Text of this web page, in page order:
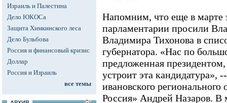
Израиль и Палестина
Дело ЮКОСа
Защита Химкинского леса
Дело Бульбова
Россия и финансовый кризис
Доллар
Россия и Израиль
все темы
Напомним, что еще в марте
парламентарии просили
Владимира Тихонова в
губернатора. «Нас по
предложенная
устроит эта кандидатура»,
ивановского
Россия» Андрей Назаров. В